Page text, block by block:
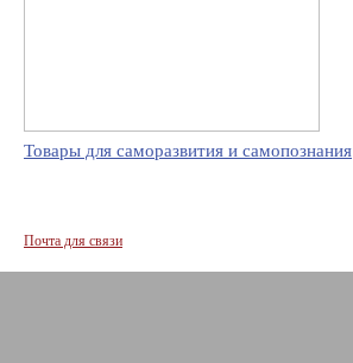
Товары для саморазвития и самопознания
Почта для связи